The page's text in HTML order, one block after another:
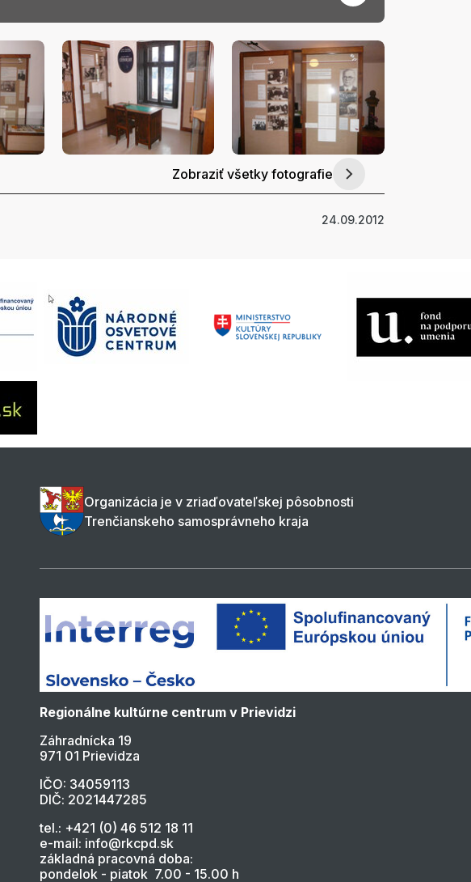
Zobraziť všetky fotografie
24.09.2012
Organizácia je v zriaďovateľskej pôsobnosti
Trenčianskeho samosprávneho kraja
Regionálne kultúrne centrum v Prievidzi
Záhradnícka 19
971 01 Prievidza
IČO: 34059113
DIČ: 2021447285
tel.: +421 (0) 46 512 18 11
e-mail: info@rkcpd.sk
základná pracovná doba:
pondelok - piatok 7.00 - 15.00 h